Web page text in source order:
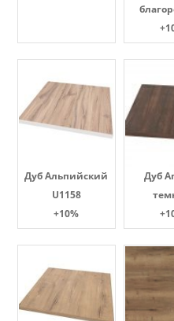
Дуб Альпийский
U1158
+10%
Дуб